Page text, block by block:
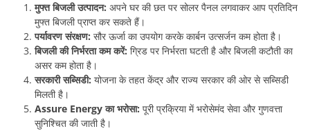
मुफ्त बिजली उत्पादन: अपने घर की छत पर सोलर पैनल लगवाकर आप प्रतिदिन
मुफ्त बिजली प्राप्त कर सकते हैं।
पर्यावरण संरक्षण: सौर ऊर्जा का उपयोग करके कार्बन उत्सर्जन कम होता है।
बिजली की निर्भरता कम करें: ग्रिड पर निर्भरता घटती है और बिजली कटौती का
असर कम होता है।
सरकारी सब्सिडी: योजना के तहत केंद्र और राज्य सरकार की ओर से सब्सिडी
मिलती है।
Assure Energy का भरोसा: पूरी प्रक्रिया में भरोसेमंद सेवा और गुणवत्ता
सुनिश्चित की जाती है।